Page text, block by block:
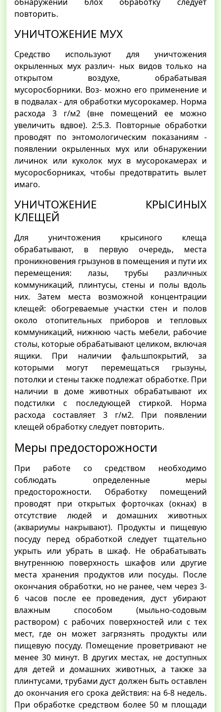
обнаружении блох обработку следует
повторить.
УНИЧТОЖЕНИЕ МУХ
Средство используют для уничтожения
окрыленных мух различ- ных видов только на
открытом воздухе, обрабатывая
мусоросборники. Воз- можно его применение и
в подвалах - для обработки мусорокамер. Норма
расхода 3 г/м2 (вне помещений ее можно
увеличить вдвое). 2:5.3. Повторные обработки
проводят по энтомологическим показаниям -
появлении окрыленных мух или обнаружении
личинок или куколок мух в мусорокамерах и
мусоросборниках, чтобы предотвратить вылет
имаго.
УНИЧТОЖЕНИЕ КРЫСИНЫХ
КЛЕЩЕЙ
Для уничтожения крысиного клеща
обрабатывают, в первую очередь, места
проникновения грызунов в помещения и пути их
перемещения: лазы, трубы различных
коммуникаций, плинтусы, стены и полы вдоль
них. Затем места возможной концентрации
клещей: обогреваемые участки стен и полов
около отопительных приборов и тепловых
коммуникаций, нижнюю часть мебели, рабочие
столы, которые обрабатывают целиком, включая
ящики. При наличии фальшпокрытий, за
которыми могут перемещаться грызуны,
потолки и стены также подлежат обработке. При
наличии в доме животных обрабатывают их
подстилки с последующей стиркой. Норма
расхода составляет 3 г/м2. При появлении
клещей обработку следует повторить.
Меры предосторожности
При работе со средством необходимо
соблюдать определенные меры
предосторожности. Обработку помещений
проводят при открытых форточках (окнах) в
отсутствие людей и домашних животных
(аквариумы накрывают). Продукты и пищевую
посуду перед обработкой следует тщательно
укрыть или убрать в шкаф. Не обрабатывать
внутреннюю поверхность шкафов или другие
места хранения продуктов или посуды. После
окончания обработки, но не ранее, чем через 3-
6 часов после ее проведения, дуст убирают
влажным способом (мыльно-содовым
раствором) с рабочих поверхностей или с тех
мест, где он может загрязнять продукты или
пищевую посуду. Помещение проветривают не
менее 30 минут. В других местах, не доступных
для детей и домашних животных, а также за
плинтусами, трубами дуст должен быть оставлен
до окончания его срока действия: на 6-8 недель.
При обработке средством более 50 м площади